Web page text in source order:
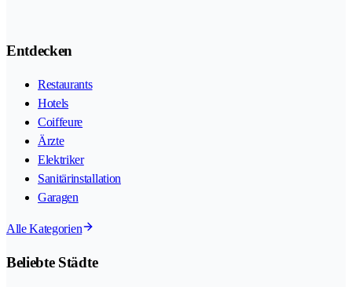
Entdecken
Restaurants
Hotels
Coiffeure
Ärzte
Elektriker
Sanitärinstallation
Garagen
Alle Kategorien
Beliebte Städte